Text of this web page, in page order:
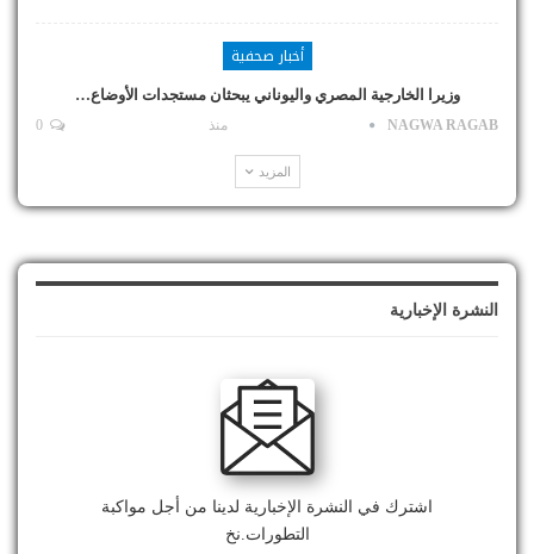
أخبار صحفية
وزيرا الخارجية المصري واليوناني يبحثان مستجدات الأوضاع…
NAGWA RAGAB منذ
المزيد
النشرة الإخبارية
اشترك في النشرة الإخبارية لدينا من أجل مواكبة
التطورات.نخ